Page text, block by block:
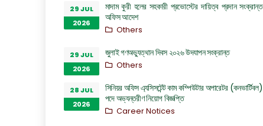
29 JUL
2026
মাদাম কুরী হলের সহকারী প্রভোস্টের দায়িত্ব প্রদান সংক্রান্ত
অফিস আদেশ
Others
29 JUL
2026
জুলাই গণঅভ্যুত্থান দিবস ২০২৬ উদযাপন সংক্রান্ত
Others
28 JUL
2026
সিনিয়র অফিস এ্যসিসটেন্ট কাম কম্পিউটার অপারেটর (কনভার্টিবল)
পদে অভ্যন্তরীণ নিয়োগ বিজ্ঞপ্তি
Career Notices